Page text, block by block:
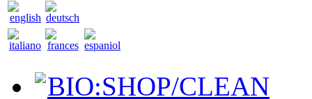
BIO:SHOP/CLEAN